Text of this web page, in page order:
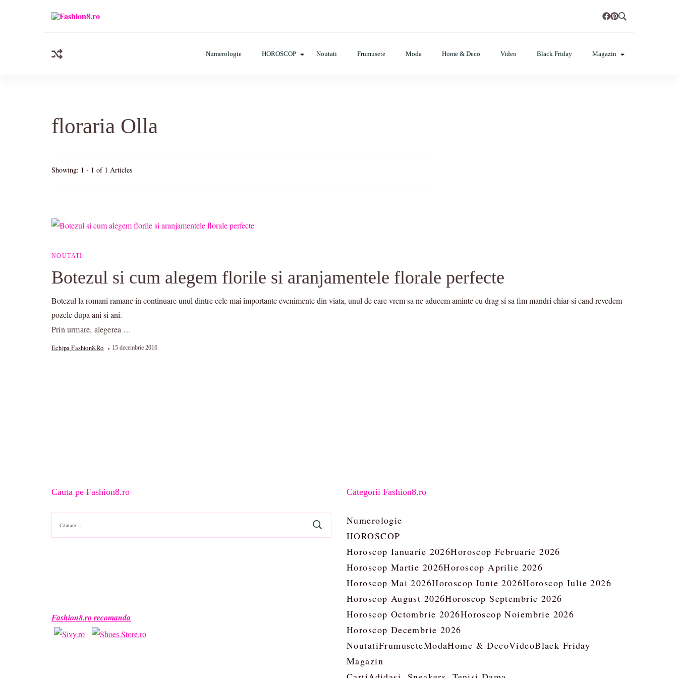
Numerologie HOROSCOP Noutati Frumusete Moda Home & Deco Video Black Friday Magazin
floraria Olla
Showing: 1 - 1 of 1 Articles
NOUTATI
Botezul si cum alegem florile si aranjamentele florale perfecte
Botezul la romani ramane in continuare unul dintre cele mai importante evenimente din viata, unul de care vrem sa ne aducem aminte cu drag si sa fim mandri chiar si cand revedem
pozele dupa ani si ani.
Prin urmare, alegerea …
Echipa Fashion8.ro 15 decembrie 2016
Cauta pe Fashion8.ro
Caută
după:
Fashion8.ro recomanda
Categorii Fashion8.ro
Numerologie
HOROSCOP
Horoscop Ianuarie 2026Horoscop Februarie 2026
Horoscop Martie 2026Horoscop Aprilie 2026
Horoscop Mai 2026Horoscop Iunie 2026Horoscop Iulie 2026
Horoscop August 2026Horoscop Septembrie 2026
Horoscop Octombrie 2026Horoscop Noiembrie 2026
Horoscop Decembrie 2026
NoutatiFrumuseteModaHome & DecoVideoBlack Friday
Magazin